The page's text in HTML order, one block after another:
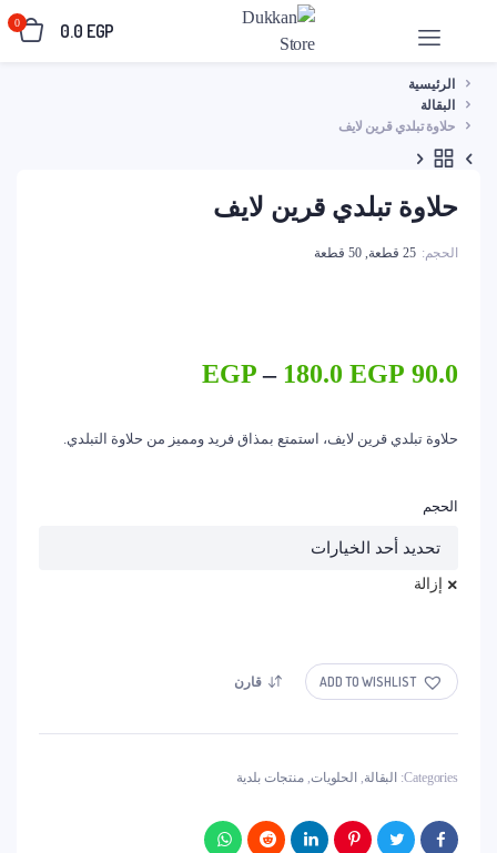
0.0 EGP
0
الرئيسية
البقالة
حلاوة تبلدي قرين لايف
حلاوة تبلدي قرين لايف
الحجم 25 قطعة, 50 قطعة
90.0
EGP – 180.0 EGP
نطاق
حلاوة تبلدي قرين لايف، استمتع بمذاق فريد ومميز من حلاوة التبلدي.
الحجم
إزالة
ADD TO WISHLIST قارن
Categories: البقالة, الحلويات, منتجات بلدية